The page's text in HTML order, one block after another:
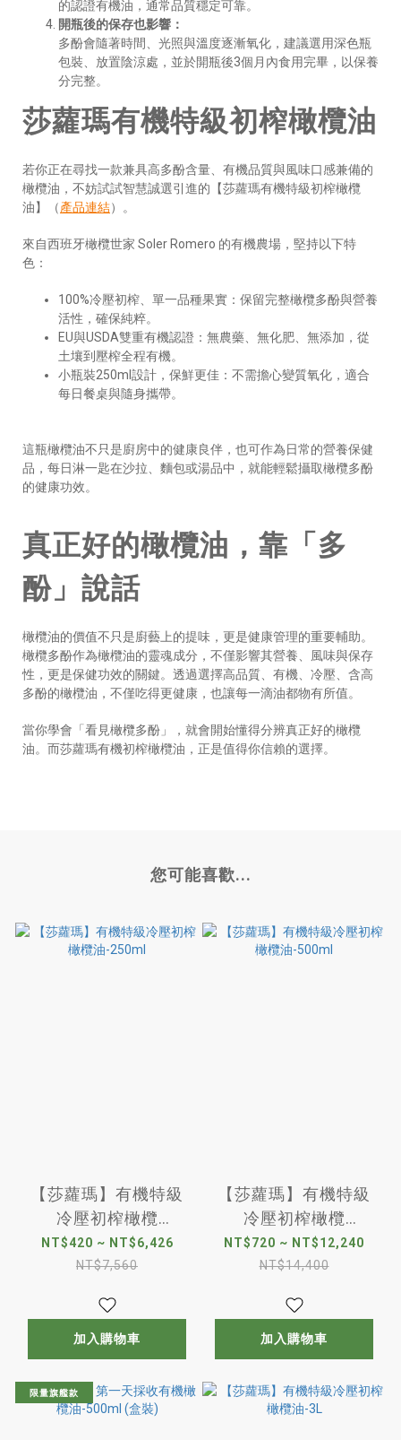
的認證有機油，通常品質穩定可靠。
開瓶後的保存也影響：
多酚會隨著時間、光照與溫度逐漸氧化，建議選用深色瓶
包裝、放置陰涼處，並於開瓶後3個月內食用完畢，以保養
分完整。
莎蘿瑪有機特級初榨橄欖油
若你正在尋找一款兼具高多酚含量、有機品質與風味口感兼備的
橄欖油，不妨試試智慧誠選引進的【莎蘿瑪有機特級初榨橄欖
油】（產品連結）。
來自西班牙橄欖世家 Soler Romero 的有機農場，堅持以下特
色：
100%冷壓初榨、單一品種果實：保留完整橄欖多酚與營養
活性，確保純粹。
EU與USDA雙重有機認證：無農藥、無化肥、無添加，從
土壤到壓榨全程有機。
小瓶裝250ml設計，保鮮更佳：不需擔心變質氧化，適合
每日餐桌與隨身攜帶。
這瓶橄欖油不只是廚房中的健康良伴，也可作為日常的營養保健
品，每日淋一匙在沙拉、麵包或湯品中，就能輕鬆攝取橄欖多酚
的健康功效。
真正好的橄欖油，靠「多
酚」說話
橄欖油的價值不只是廚藝上的提味，更是健康管理的重要輔助。
橄欖多酚作為橄欖油的靈魂成分，不僅影響其營養、風味與保存
性，更是保健功效的關鍵。透過選擇高品質、有機、冷壓、含高
多酚的橄欖油，不僅吃得更健康，也讓每一滴油都物有所值。
當你學會「看見橄欖多酚」，就會開始懂得分辨真正好的橄欖
油。而莎蘿瑪有機初榨橄欖油，正是值得你信賴的選擇。
您可能喜歡...
【莎蘿瑪】有機特級
冷壓初榨橄欖
油-250ml
NT$420 ~ NT$6,426
NT$7,560
加入購物車
【莎蘿瑪】有機特級
冷壓初榨橄欖
油-500ml
NT$720 ~ NT$12,240
NT$14,400
加入購物車
限量旗艦款